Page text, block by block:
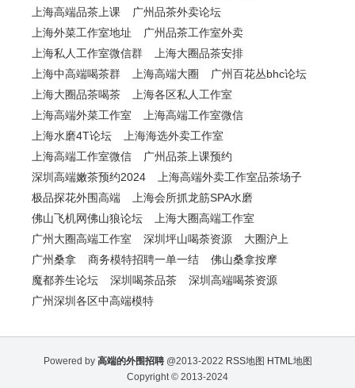
上海高端品茶上课
广州品茶外卖论坛
上海外菜工作室地址
广州品茶工作室外卖
上海私人工作室微信群
上海大圈品茶安排
上海中高端喝茶群
上海高端大圈
广州百花丛bhc论坛
上海大圈品茶喝茶
上海各区私人工作室
上海高端外菜工作室
上海高端工作室微信
上海水磨4T论坛
上海海选外卖工作室
上海高端工作室微信
广州品茶上课预约
深圳高端嫩茶预约2024
上海高端外卖工作室品茶场子
极品探花外围高端
上海会所抓龙筋SPA水磨
佛山飞机网佛山狼论坛
上海大圈高端工作室
广州大圈高端工作室
深圳坪山喝荼资源
大圈沪上
广州桑拿
商务模特招聘一单一结
佛山桑拿按摩
魔都养生论坛
深圳喝茶品茶
深圳高端喝茶资源
广州深圳各区中高端模特
Powered by 高端的外围招聘@2013-2022 RSS地图 HTML地图
Copyright© 2013-2024